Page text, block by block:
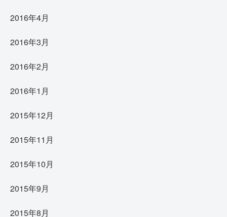
2016年4月
2016年3月
2016年2月
2016年1月
2015年12月
2015年11月
2015年10月
2015年9月
2015年8月